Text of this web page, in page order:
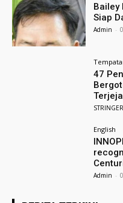
Bailey
Siap
Admin -
47
STRINGER
English
Admin -